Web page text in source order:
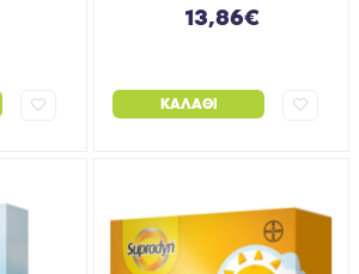
13,86€
ΚΑΛΆΘΙ